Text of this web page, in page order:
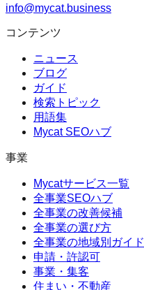
info@mycat.business
コンテンツ
ニュース
ブログ
ガイド
検索トピック
用語集
Mycat SEOハブ
事業
Mycatサービス一覧
全事業SEOハブ
全事業の改善候補
全事業の選び方
全事業の地域別ガイド
申請・許認可
事業・集客
住まい・不動産